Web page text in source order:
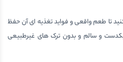
تا طعم واقعی و فواید تغذیه ای آن حفظ
و سالم و بدون ترک های غیرطبیعی